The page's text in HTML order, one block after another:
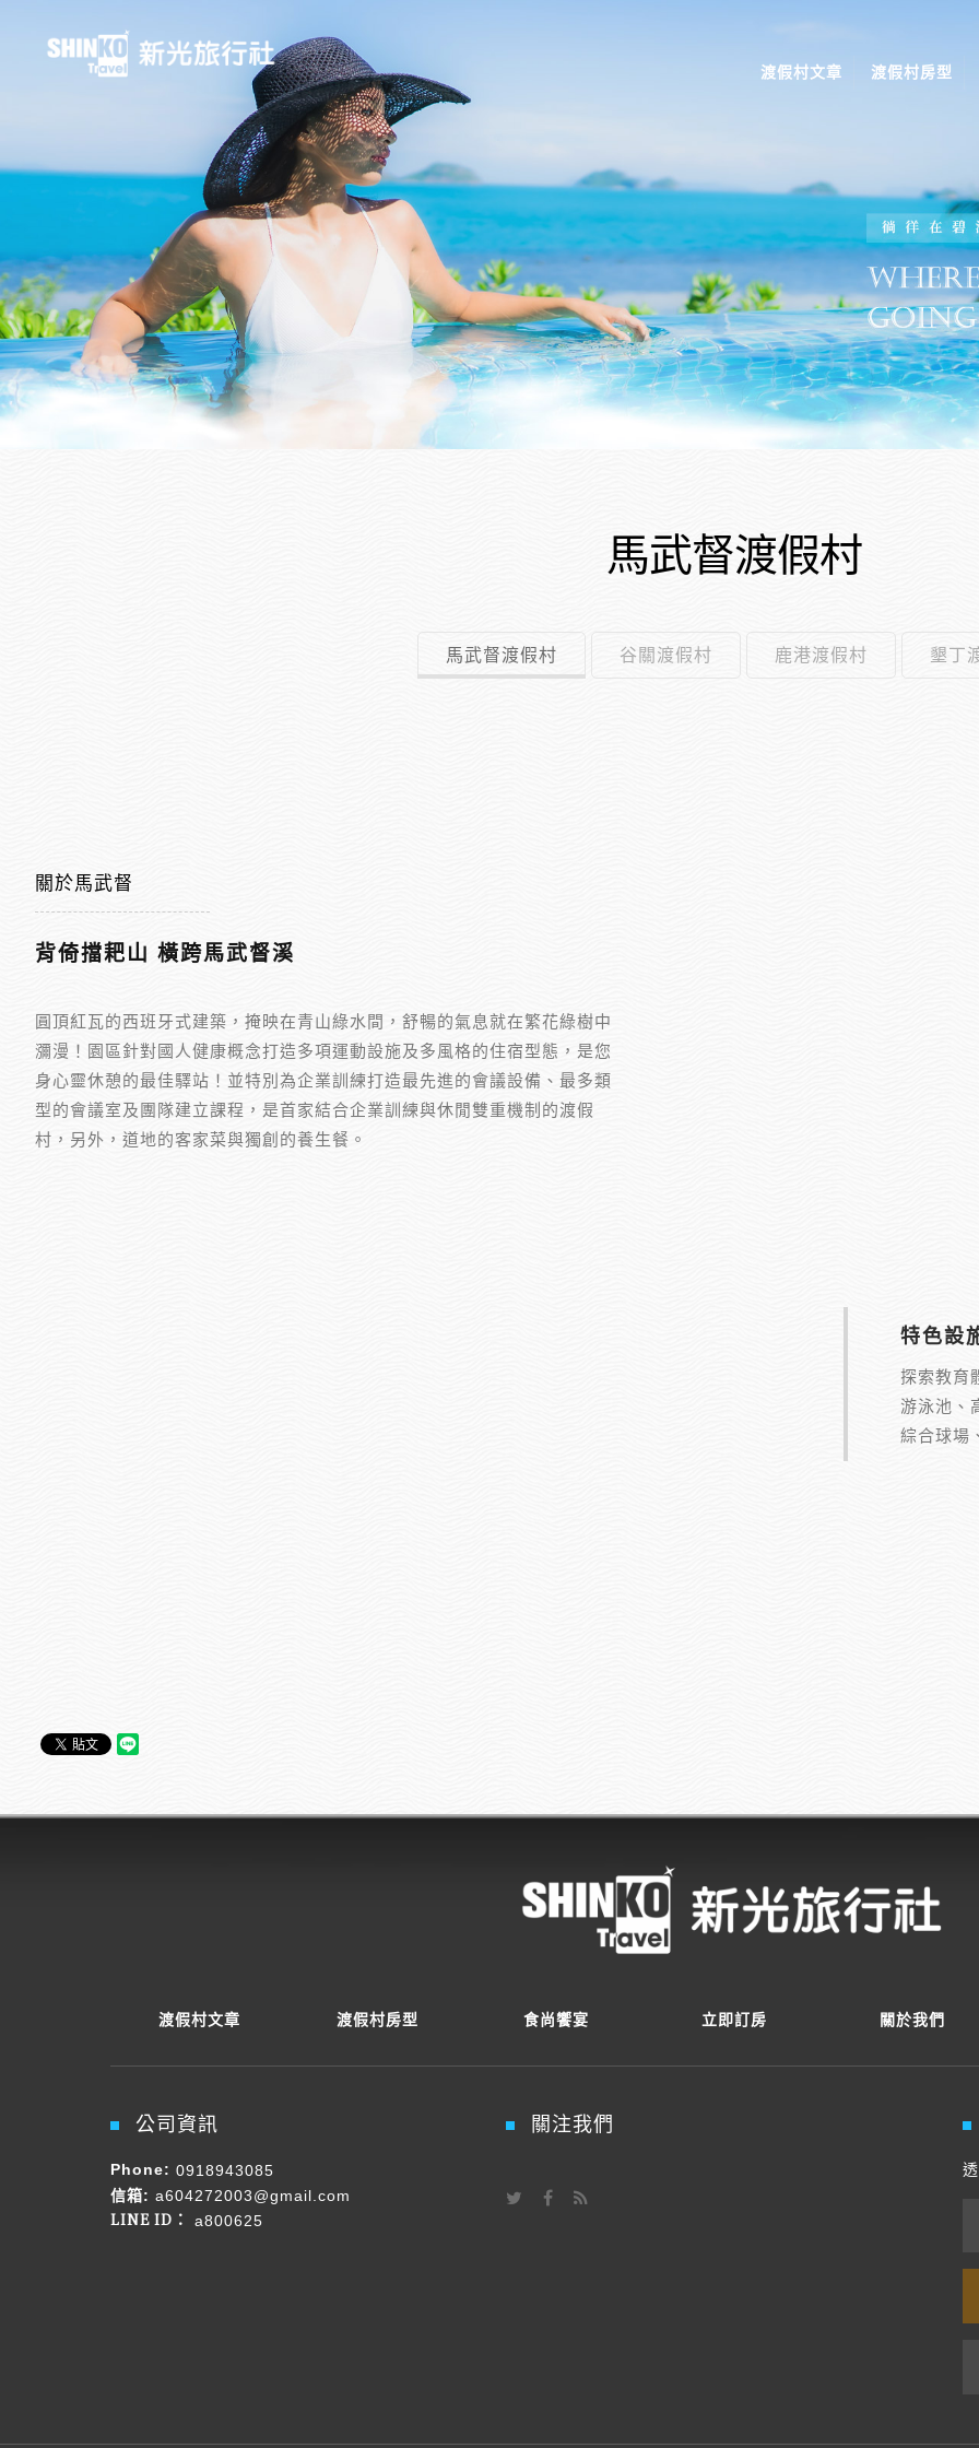
渡假村文章 渡假村房型
馬武督渡假村
馬武督渡假村 谷關渡假村 鹿港渡假村 墾丁
關於馬武督
背倚擋耙山 橫跨馬武督溪
圓頂紅瓦的西班牙式建築，掩映在青山綠水間，舒暢的氣息就在繁花綠樹中
瀰漫！園區針對國人健康概念打造多項運動設施及多風格的住宿型態，是您
身心靈休憩的最佳驛站！並特別為企業訓練打造最先進的會議設備、最多類
型的會議室及團隊建立課程，是首家結合企業訓練與休閒雙重機制的渡假
村，另外，道地的客家菜與獨創的養生餐。
特色設
探索教育
游泳池、
綜合球場
渡假村文章 渡假村房型 食尚饗宴 立即訂房 關於我們
公司資訊
Phone: 0918943085
信箱: a604272003@gmail.com
LINE ID： a800625
關注我們